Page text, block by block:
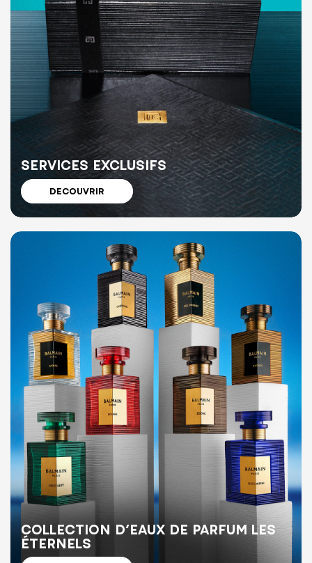
SERVICES EXCLUSIFS
DECOUVRIR
COLLECTION D’EAUX DE PARFUM LES
ÉTERNELS